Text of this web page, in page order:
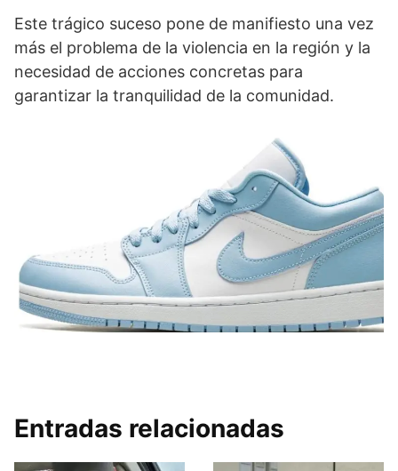
Este trágico suceso pone de manifiesto una vez
más el problema de la violencia en la región y la
necesidad de acciones concretas para
garantizar la tranquilidad de la comunidad.
Entradas relacionadas